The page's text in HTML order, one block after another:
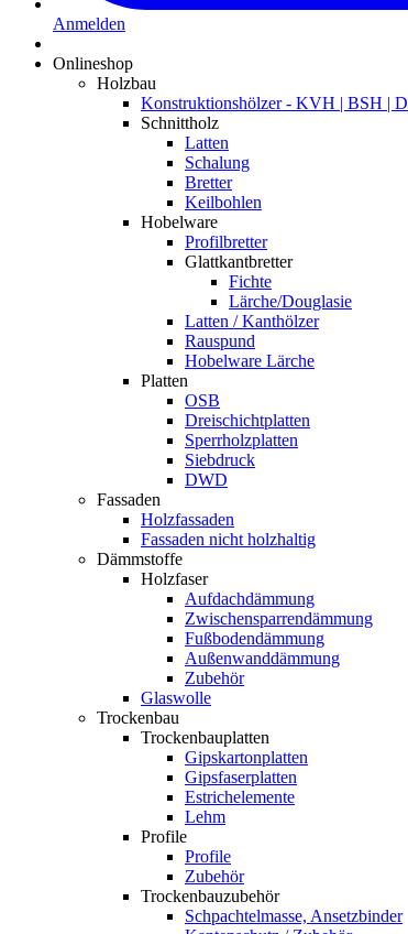
Anmelden
Onlineshop
Holzbau
Konstruktionshölzer - KVH | BSH |
Schnittholz
Latten
Schalung
Bretter
Keilbohlen
Hobelware
Profilbretter
Glattkantbretter
Fichte
Lärche/Douglasie
Latten / Kanthölzer
Rauspund
Hobelware Lärche
Platten
OSB
Dreischichtplatten
Sperrholzplatten
Siebdruck
DWD
Fassaden
Holzfassaden
Fassaden nicht holzhaltig
Dämmstoffe
Holzfaser
Aufdachdämmung
Zwischensparrendämmung
Fußbodendämmung
Außenwanddämmung
Zubehör
Glaswolle
Trockenbau
Trockenbauplatten
Gipskartonplatten
Gipsfaserplatten
Estrichelemente
Lehm
Profile
Profile
Zubehör
Trockenbauzubehör
Schpachtelmasse, Ansetzbinder